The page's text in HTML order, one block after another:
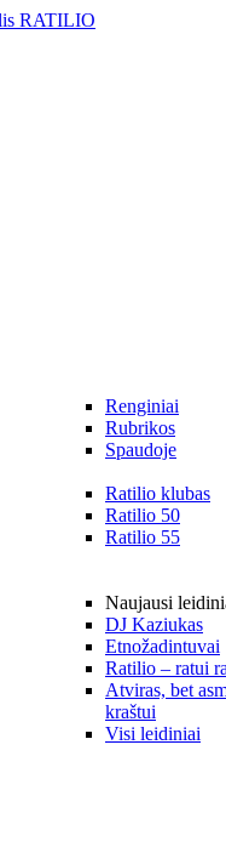
Renginiai
Rubrikos
Spaudoje
Ratilio klubas
Ratilio 50
Ratilio 55
Naujausi
DJ Kaziukas
Etnožadintuvai
Ratilio – ratui
Atviras, bet
kraštui
Visi leidiniai